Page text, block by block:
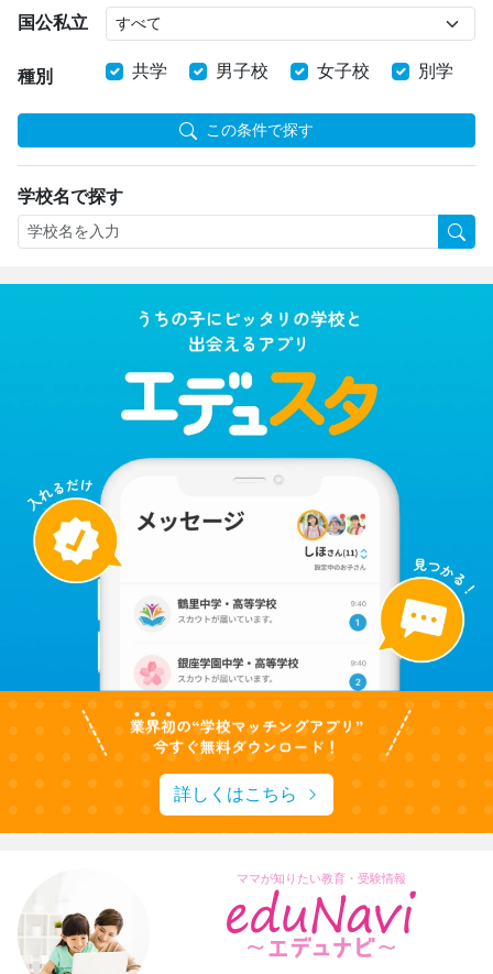
国公私立
種別 共学 男子校 女子校 別学
この条件で探す
学校名で探す
詳しくはこちら
ママが知りたい教育・受験情報